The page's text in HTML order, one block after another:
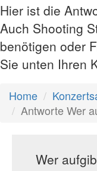
Hier ist die
Auch Shooting
benötigen oder
Sie unten Ihren
Home
Antworte Wer
Wer